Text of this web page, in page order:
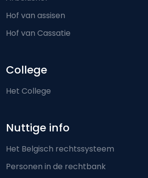
Hof van assisen
Hof van Cassatie
College
Het College
Nuttige info
Het Belgisch rechtssysteem
Personen in de rechtbank